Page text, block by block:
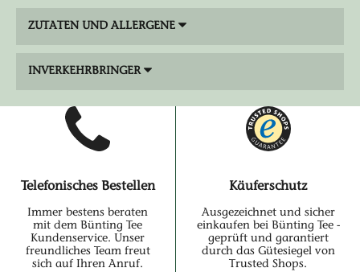
ZUTATEN UND ALLERGENE
INVERKEHRBRINGER
Telefonisches Bestellen
Immer bestens beraten
mit dem Bünting Tee
Kundenservice. Unser
freundliches Team freut
sich auf Ihren Anruf.
Käuferschutz
Ausgezeichnet und sicher
einkaufen bei Bünting Tee -
geprüft und garantiert
durch das Gütesiegel von
Trusted Shops.